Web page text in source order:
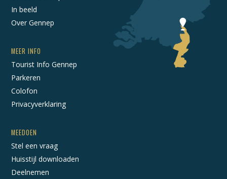
In beeld
Over Gennep
MEER INFO
Tourist Info Gennep
Parkeren
Colofon
Privacyverklaring
MEEDOEN
Stel een vraag
Huisstijl downloaden
Deelnemen